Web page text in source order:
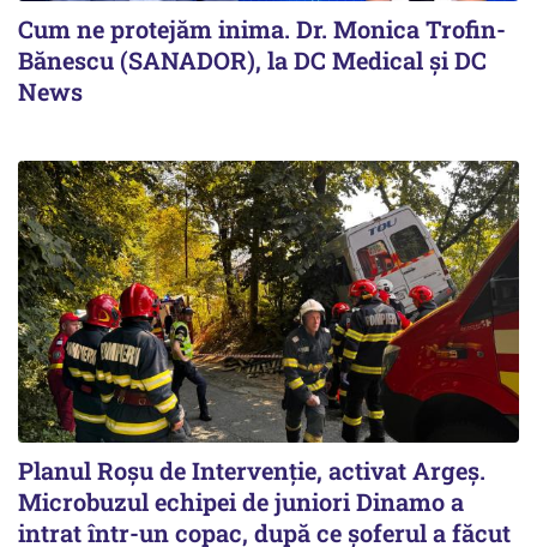
Cum ne protejăm inima. Dr. Monica Trofin-
Bănescu (SANADOR), la DC Medical și DC
News
Planul Roşu de Intervenţie, activat Argeş.
Microbuzul echipei de juniori Dinamo a
intrat într-un copac, după ce șoferul a făcut